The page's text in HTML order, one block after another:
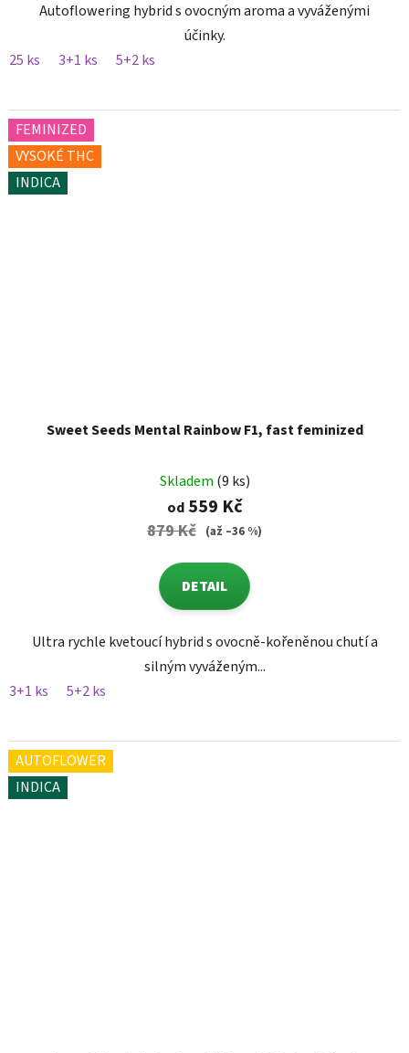
Autoflowering hybrid s ovocným aroma a vyváženými
účinky.
25 ks
3+1 ks 5+2 ks
FEMINIZED
VYSOKÉ THC
INDICA
Sweet Seeds Mental Rainbow F1, fast feminized
Skladem (9 ks)
od559 Kč
879 Kč (až –36 %)
DETAIL
Ultra rychle kvetoucí hybrid s ovocně-kořeněnou chutí a
silným vyváženým...
3+1 ks
5+2 ks
AUTOFLOWER
INDICA